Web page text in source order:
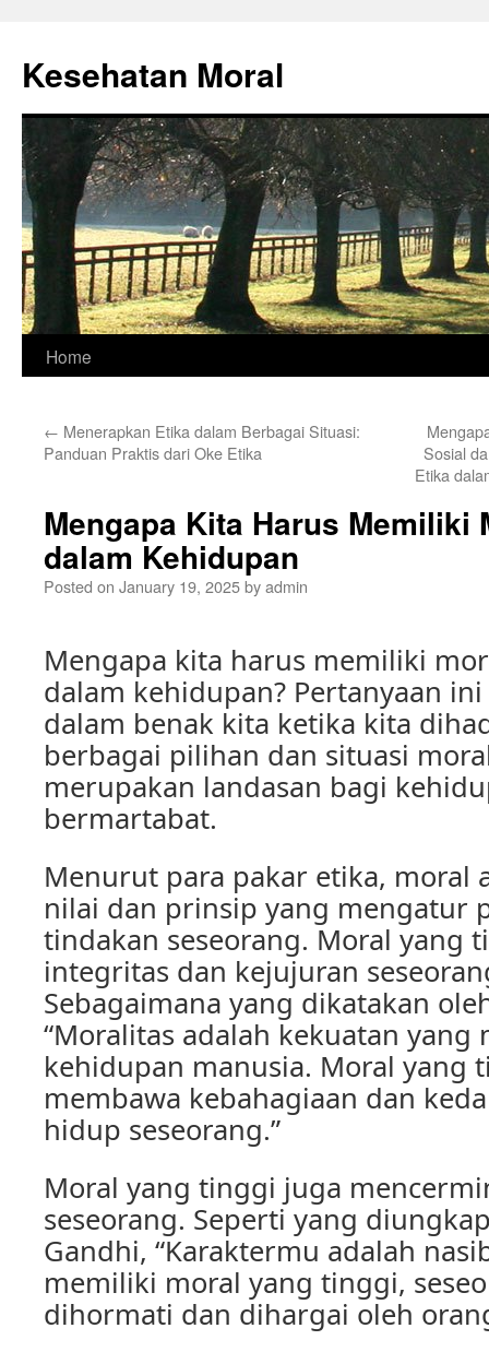
content
Kesehatan Moral
Home
← Menerapkan Etika dalam Berbagai Situasi:
Panduan Praktis dari Oke Etika
Sosial
Etika
Mengapa Kita Harus Memiliki
dalam Kehidupan
Posted on January 19, 2025byadmin
Mengapa kita harus memiliki
dalam kehidupan? Pertanyaan
dalam benak kita ketika kita
berbagai pilihan dan situasi
merupakan landasan bagi
bermartabat.
Menurut para pakar etika, moral
nilai dan prinsip yang mengatur
tindakan seseorang. Moral yang
integritas dan kejujuran
Sebagaimana yang dikatakan
“Moralitas adalah kekuatan yang
kehidupan manusia. Moral yang
membawa kebahagiaan dan
hidup seseorang.”
Moral yang tinggi juga
seseorang. Seperti yang
Gandhi, “Karaktermu adalah
memiliki moral yang tinggi,
dihormati dan dihargai oleh